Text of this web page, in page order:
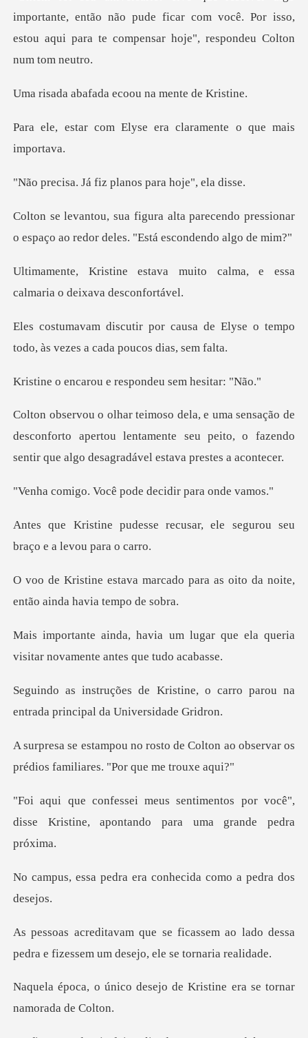
ante, então não pude ficar com você. Por isso,
estou aqui
ada ecoou na me
lyse era claramente o
fiz planos para h
arecendo pressionar
o espaço ao redor
muito calma, e essa
calmari
sa de Elyse o tempo
todo, às vez
ou e respondeu s
desconforto apertou lentamente seu peito, o fazendo
se
ocê pode decidir
recusar, ele segurou seu
br
do para as oito da noite,
entã
lugar que ela queria
visitar nov
ne, o carro parou na
entrada pri
Colton ao observar os
prédios fam
ntos por você",
disse Kristine, apon
a era conhecida como
em ao lado dessa
pedra e fizessem um
sejo de Kristine era se t